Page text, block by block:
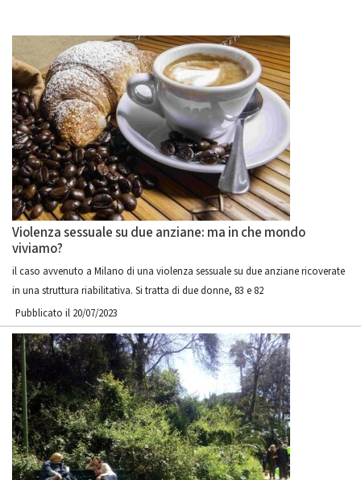
Violenza sessuale su due anziane: ma in che mondo
viviamo?
il caso avvenuto a Milano di una violenza sessuale su due anziane ricoverate
in una struttura riabilitativa. Si tratta di due donne, 83 e 82
Pubblicato il 20/07/2023